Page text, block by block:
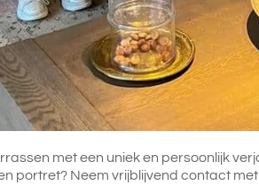
met een uniek en persoonlijk
portret? Neem vrijblijvend contact